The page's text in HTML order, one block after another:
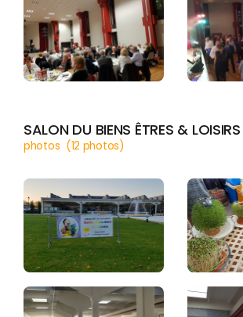
SALON DU BIENS ÊTRES & LOISIRS
photos (12 photos)